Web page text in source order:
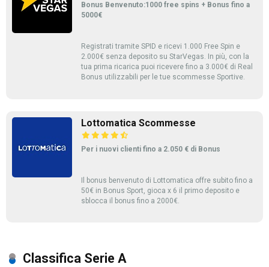
Bonus Benvenuto:1000 free spins + Bonus fino a
5000€
Registrati tramite SPID e ricevi 1.000 Free Spin e
2.000€ senza deposito su StarVegas. In più, con la
tua prima ricarica puoi ricevere fino a 3.000€ di Real
Bonus utilizzabili per le tue scommesse Sportive.
Lottomatica Scommesse
Per i nuovi clienti fino a 2.050 € di Bonus
Il bonus benvenuto di Lottomatica offre subito fino a
50€ in Bonus Sport, gioca x 6 il primo deposito e
sblocca il bonus fino a 2000€.
Classifica Serie A